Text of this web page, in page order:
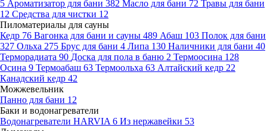
5 Ароматизатор для бани 382 Масло для бани 72 Травы для бани
12 Средства для чистки 12
Пиломатериалы для сауны
Кедр 76 Вагонка для бани и сауны 489 Абаш 103 Полок для бани
327 Ольха 275 Брус для бани 4 Липа 130 Наличники для бани 40
Терморадиата 90 Доска для пола в баню 2 Термоосина 128
Осина 9 Термоабаш 63 Термоольха 63 Алтайский кедр 22
Канадский кедр 42
Можжевельник
Панно для бани 12
Баки и водонагреватели
Водонагреватели HARVIA 6 Из нержавейки 53